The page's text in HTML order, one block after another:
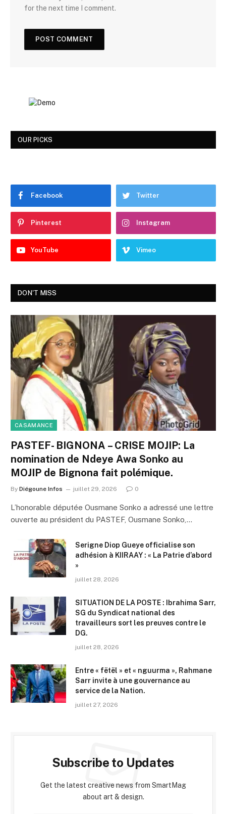
for the next time I comment.
OUR PICKS
Facebook Twitter
Pinterest Instagram
YouTube Vimeo
DON'T MISS
CASAMANCE
PASTEF- BIGNONA – CRISE MOJIP: La
nomination de Ndeye Awa Sonko au
MOJIP de Bignona fait polémique.
By Diégoune Infos juillet 29, 2026 0
L’honorable députée Ousmane Sonko a adressé une lettre
ouverte au président du PASTEF, Ousmane Sonko,…
Serigne Diop Gueye officialise son
adhésion à KIIRAAY : « La Patrie d’abord
»
juillet 28, 2026
SITUATION DE LA POSTE : Ibrahima Sarr,
SG du Syndicat national des
travailleurs sort les preuves contre le
DG.
juillet 28, 2026
Entre « fëtël » et « nguurma », Rahmane
Sarr invite à une gouvernance au
service de la Nation.
juillet 27, 2026
Subscribe to Updates
Get the latest creative news from SmartMag
about art & design.